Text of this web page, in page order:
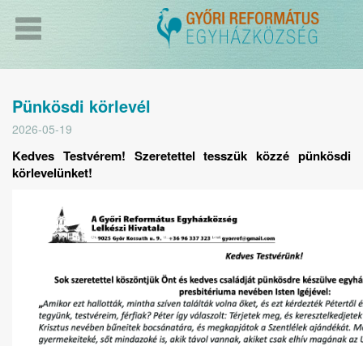
Pünkösdi körlevél
2026-05-19
Kedves Testvérem! Szeretettel tesszük közzé pünkösdi
körlevelünket!